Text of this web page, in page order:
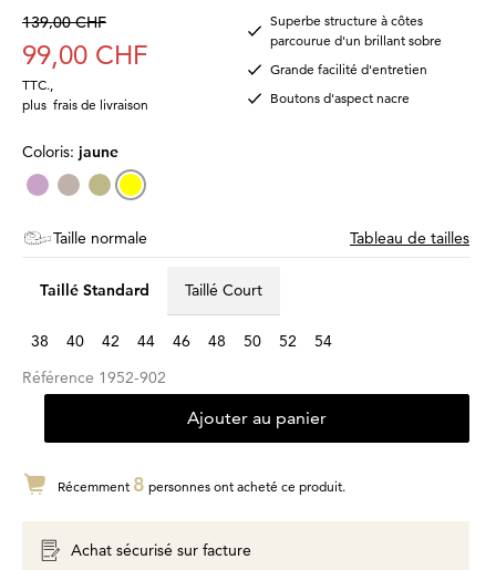
139,00 CHF
99,00 CHF
TTC.
plus frais de livraison
Superbe structure à côtes
parcourue d'un brillant sobre
Grande facilité d'entretien
Boutons d'aspect nacre
Coloris: jaune
Taille normale Tableau de tailles
Taillé Standard Taillé Court
38 40 42 44 46 48 50 52
54
Référence 1952-902
Ajouter au panier
Récemment 8 personnes ont acheté ce produit.
Achat sécurisé sur facture